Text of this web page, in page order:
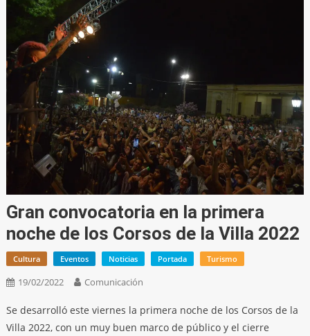
Gran convocatoria en la primera
noche de los Corsos de la Villa 2022
Cultura Eventos Noticias Portada Turismo
19/02/2022 Comunicación
Se desarrolló este viernes la primera noche de los Corsos de la
Villa 2022, con un muy buen marco de público y el cierre